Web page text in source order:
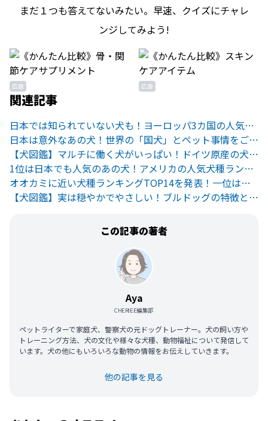
まだ１つも答えてないみたい。早速、クイズにチャレ
ンジしてみよう!
広告 広告
関連記事
日本では知られていない犬も！ヨーロッパ3カ国の人気犬種ランキング
日本は意外なあの犬！世界の「国犬」とペット事情をご紹介
【犬図鑑】マルチに働く犬がいっぱい！ドイツ原産の犬たちをご紹介
1位は日本でも人気のあの犬！アメリカの人気犬種ランキング
オオカミに近い犬種ランキングTOP14を発表！一位は身近なあの犬
【犬図鑑】実は穏やかでやさしい！ブルドッグの特徴と抱える問題とは
この記事の著者
Aya
CHERIEE編集部
ペットライターで家庭犬、警察犬の元ドッグトレーナー。犬の飼い方や
トレーニング方法、犬の文化や様々な犬種、動物福祉について発信して
います。犬の他にもいろいろな動物の情報をお伝えしていきます。
他の記事を見る